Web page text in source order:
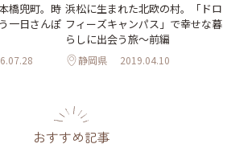
橋兜町。時
一日さんぽ
浜松に生まれた北欧の村。「ドロ
フィーズキャンパス」で幸せな暮
らしに出会う旅～前編
静岡県 2019.04.10
おすすめ記事